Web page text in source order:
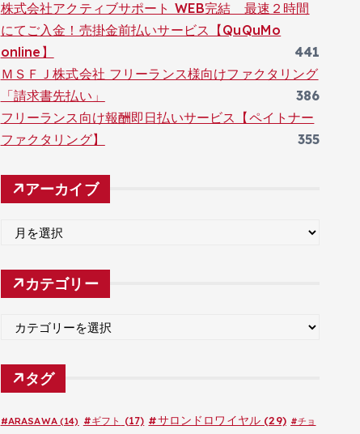
株式会社アクティブサポート WEB完結 最速２時間
にてご入金！売掛金前払いサービス【QuQuMo
online】
441
ＭＳＦＪ株式会社 フリーランス様向けファクタリング
「請求書先払い」
386
フリーランス向け報酬即日払いサービス【ペイトナー
ファクタリング】
355
アーカイブ
カ
イ
カテゴリー
ゴ
リ
タグ
#ARASAWA(14) #ギフト (17) #サロンドロワイヤル (29) #チョ